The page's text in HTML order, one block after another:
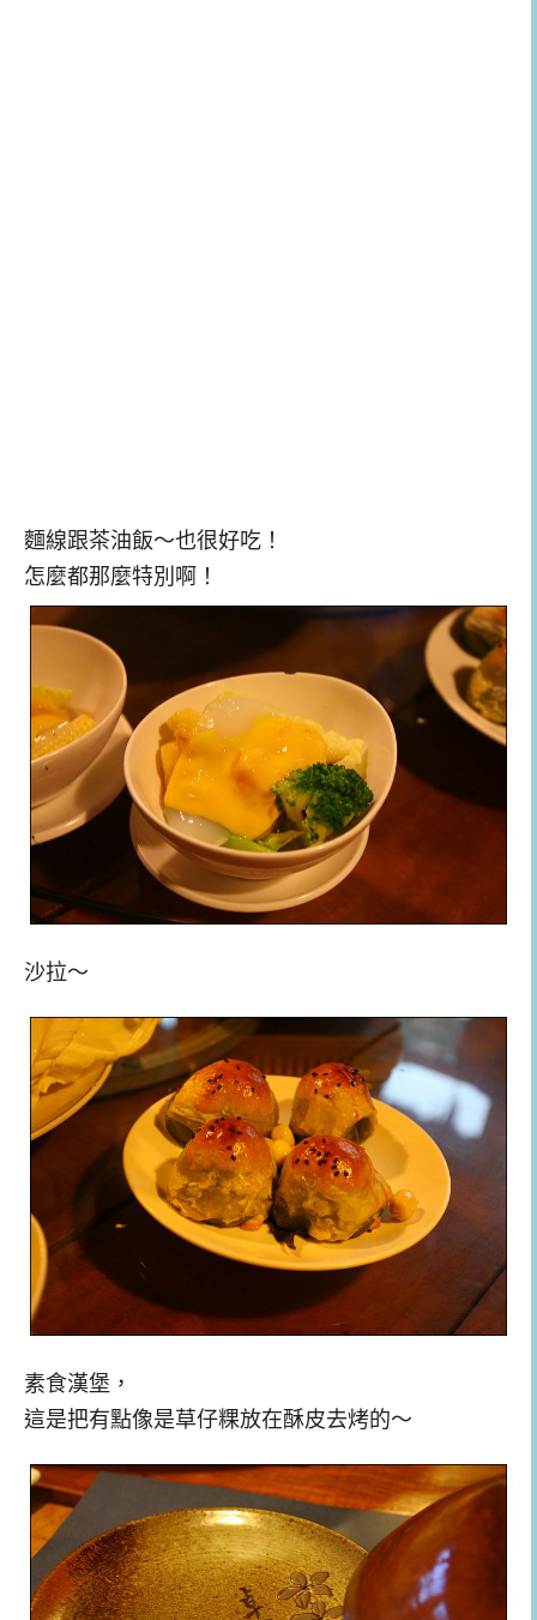
麵線跟茶油飯～也很好吃！
怎麼都那麼特別啊！
沙拉～
素食漢堡，
這是把有點像是草仔粿放在酥皮去烤的～